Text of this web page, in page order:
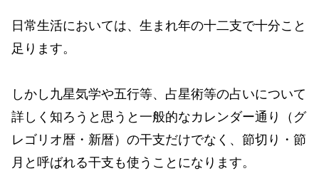
日常生活においては、生まれ年の十二支で十分こと
足ります。
しかし九星気学や五行等、占星術等の占いについて
詳しく知ろうと思うと一般的なカレンダー通り（グ
レゴリオ暦・新暦）の干支だけでなく、節切り・節
月と呼ばれる干支も使うことになります。